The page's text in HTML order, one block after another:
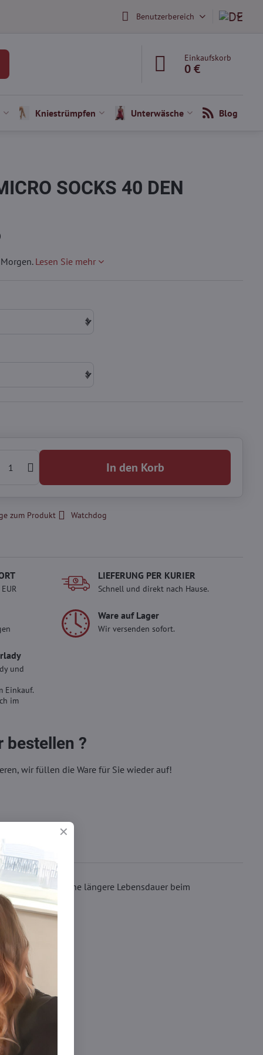
Benutzerbereich
Einkaufskorb
0 €
Kniestrümpfen Unterwäsche Blog
SOCKS 40 DEN
Lesen Sie mehr
In den Korb
zum Produkt Watchdog
LIEFERUNG PER KURIER
Schnell und direkt nach Hause.
Ware auf Lager
Wir versenden sofort.
und
Einkauf.
im
bestellen ?
wir füllen die Ware für Sie wieder auf!
so eine längere Lebensdauer beim